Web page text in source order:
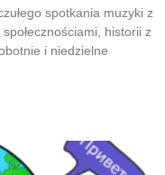
spotkania muzyki z
historii z
i niedzielne